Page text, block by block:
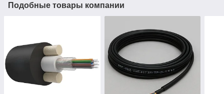
Подобные товары компании